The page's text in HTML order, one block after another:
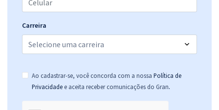
do Idoso - Serviço Social (Pós-edital 2026) (Pós-edital)
12x de
ou R$ 293,80 à vista
Carreira
Ao cadastrar-se, você concorda com a nossa Política de
Privacidade e aceita receber comunicações do Gran.